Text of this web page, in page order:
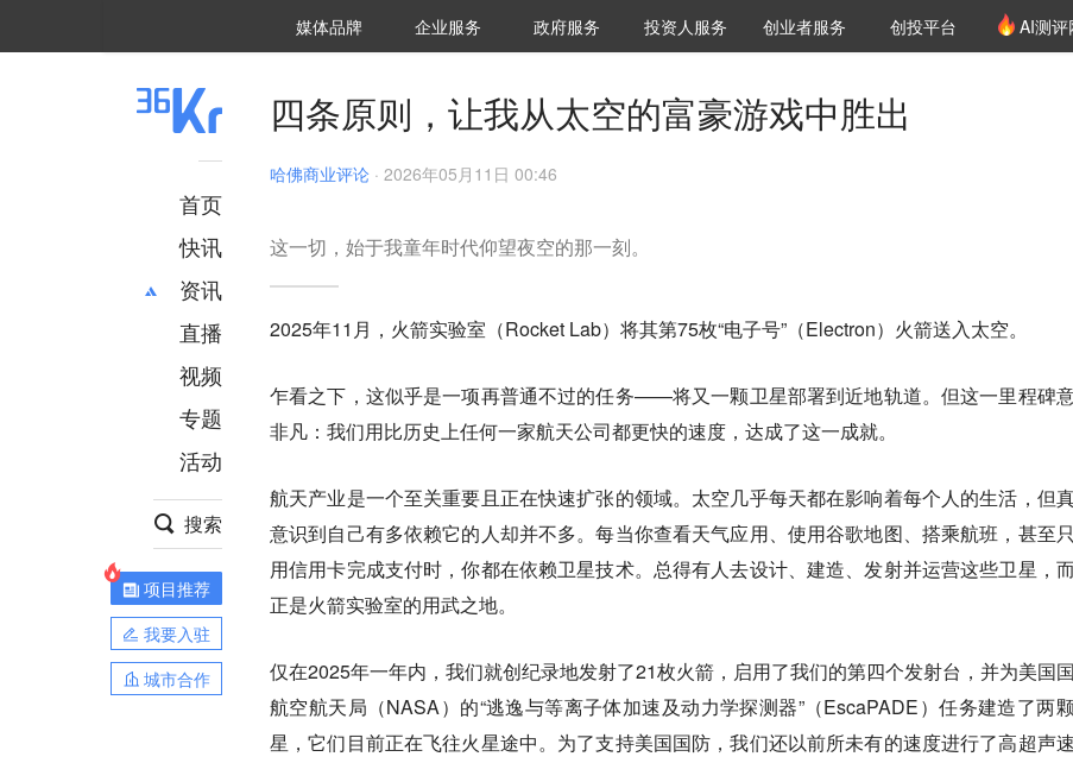
媒体品牌 36Kr研究院
企业服务 城市之窗
政府服务 VClub投资机构库
投资机构职位推介
投资人服务 创投氪堂
创业者服务 创投平台 AI测评
首页
快讯
资讯
推荐
财经
项目推荐
安徽
直播
视频
专题
活动
搜索
项目推荐
我要入驻
城市合作
四条原则，让我从太空的富豪游戏中胜出
哈佛商业评论 · 2026年05月11日 00:46
这一切，始于我童年时代仰望夜空的那一刻。
2025年11月，火箭实验室（Rocket Lab）将其第75枚“电子号”（Electron）火箭送入太空。
乍看之下，这似乎是一项再普通不过的任务——将又一颗卫星部署到近地轨道。但这一里程碑
非凡：我们用比历史上任何一家航天公司都更快的速度，达成了这一成就。
航天产业是一个至关重要且正在快速扩张的领域。 太空几乎每天都在影响着每个人的生活，但
意识到自己有多依赖它的人却并不多。每当你查看天气应用、使用谷歌地图、搭乘航班，甚至
用信用卡完成支付时，你都在依赖卫星技术。总得有人去设计、建造、发射并运营这些卫星，
正是火箭实验室的用武之地。
仅在2025年一年内，我们就创纪录地发射了21枚火箭，启用了我们的第四个发射台，并为美国
航空航天局（NASA）的“逃逸与等离子体加速及动力学探测器”（EscaPADE）任务建造了两
星，它们目前正在飞往火星途中。为了支持美国国防，我们还以前所未有的速度进行了高超声